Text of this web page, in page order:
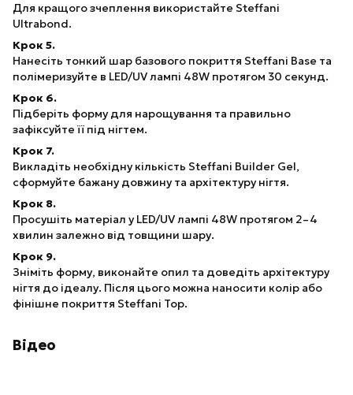
Для кращого зчеплення використайте Steffani
Ultrabond.
Крок 5.
Нанесіть тонкий шар базового покриття Steffani Base та
полімеризуйте в LED/UV лампі 48W протягом 30 секунд.
Крок 6.
Підберіть форму для нарощування та правильно
зафіксуйте її під нігтем.
Крок 7.
Викладіть необхідну кількість Steffani Builder Gel,
сформуйте бажану довжину та архітектуру нігтя.
Крок 8.
Просушіть матеріал у LED/UV лампі 48W протягом 2–4
хвилин залежно від товщини шару.
Крок 9.
Зніміть форму, виконайте опил та доведіть архітектуру
нігтя до ідеалу. Після цього можна наносити колір або
фінішне покриття Steffani Top.
Відео